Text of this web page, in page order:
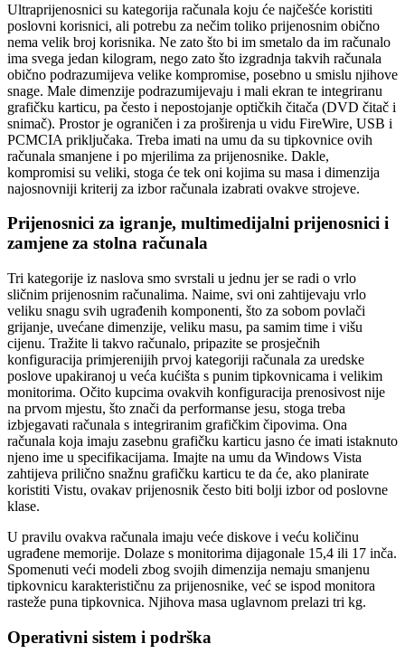
Ultraprijenosnici su kategorija računala koju će najčešće koristiti
poslovni korisnici, ali potrebu za nečim toliko prijenosnim obično
nema velik broj korisnika. Ne zato što bi im smetalo da im računalo
ima svega jedan kilogram, nego zato što izgradnja takvih računala
obično podrazumijeva velike kompromise, posebno u smislu njihove
snage. Male dimenzije podrazumijevaju i mali ekran te integriranu
grafičku karticu, pa često i nepostojanje optičkih čitača (DVD čitač i
snimač). Prostor je ograničen i za proširenja u vidu FireWire, USB i
PCMCIA priključaka. Treba imati na umu da su tipkovnice ovih
računala smanjene i po mjerilima za prijenosnike. Dakle,
kompromisi su veliki, stoga će tek oni kojima su masa i dimenzija
najosnovniji kriterij za izbor računala izabrati ovakve strojeve.
Prijenosnici za igranje, multimedijalni prijenosnici i
zamjene za stolna računala
Tri kategorije iz naslova smo svrstali u jednu jer se radi o vrlo
sličnim prijenosnim računalima. Naime, svi oni zahtijevaju vrlo
veliku snagu svih ugrađenih komponenti, što za sobom povlači
grijanje, uvećane dimenzije, veliku masu, pa samim time i višu
cijenu. Tražite li takvo računalo, pripazite se prosječnih
konfiguracija primjerenijih prvoj kategoriji računala za uredske
poslove upakiranoj u veća kućišta s punim tipkovnicama i velikim
monitorima. Očito kupcima ovakvih konfiguracija prenosivost nije
na prvom mjestu, što znači da performanse jesu, stoga treba
izbjegavati računala s integriranim grafičkim čipovima. Ona
računala koja imaju zasebnu grafičku karticu jasno će imati istaknuto
njeno ime u specifikacijama. Imajte na umu da Windows Vista
zahtijeva prilično snažnu grafičku karticu te da će, ako planirate
koristiti Vistu, ovakav prijenosnik često biti bolji izbor od poslovne
klase.
U pravilu ovakva računala imaju veće diskove i veću količinu
ugrađene memorije. Dolaze s monitorima dijagonale 15,4 ili 17 inča.
Spomenuti veći modeli zbog svojih dimenzija nemaju smanjenu
tipkovnicu karakterističnu za prijenosnike, već se ispod monitora
rasteže puna tipkovnica. Njihova masa uglavnom prelazi tri kg.
Operativni sistem i podrška